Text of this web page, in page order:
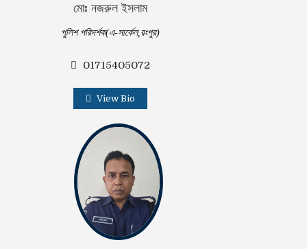
মোঃ নজরুল ইসলাম
পুলিশ পরিদর্শক(এ-সার্কেল,রংপুর)
01715405072
View Bio